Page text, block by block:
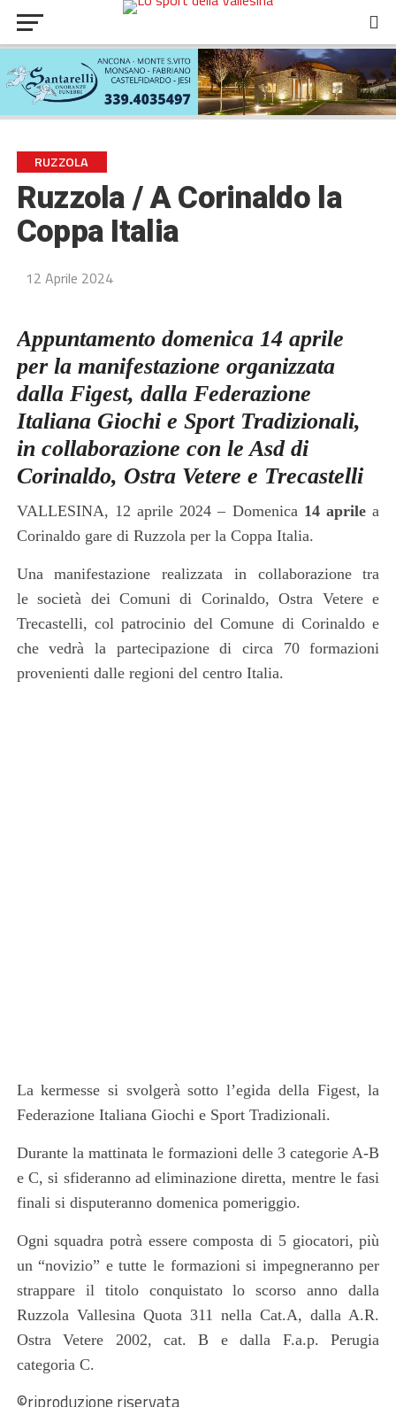
RUZZOLA
Ruzzola / A Corinaldo la
Coppa Italia
12 Aprile 2024
Appuntamento domenica 14 aprile
per la manifestazione organizzata
dalla Figest, dallaFederazione
Italiana Giochi e Sport Tradizionali,
in collaborazione con le Asd di
Corinaldo, Ostra Vetere e Trecastelli
VALLESINA, 12 aprile 2024 – Domenica 14 aprile a
Corinaldo gare di Ruzzola per la Coppa Italia.
Una manifestazione realizzata in collaborazione tra
le società dei Comuni di Corinaldo, Ostra Vetere e
Trecastelli, col patrocinio del Comune di Corinaldo e
che vedrà la partecipazione di circa 70 formazioni
provenienti dalle regioni del centro Italia.
La kermesse si svolgerà sotto l’egida della Figest, la
Federazione Italiana Giochi e Sport Tradizionali.
Durante la mattinata le formazioni delle 3 categorie A-B
e C, si sfideranno ad eliminazione diretta, mentre le fasi
finali si disputeranno domenica pomeriggio.
Ogni squadra potrà essere composta di 5 giocatori, più
un “novizio” e tutte le formazioni si impegneranno per
strappare il titolo conquistato lo scorso anno dalla
Ruzzola Vallesina Quota 311 nella Cat.A, dalla A.R.
Ostra Vetere 2002, cat. B e dalla F.a.p. Perugia
categoria C.
©riproduzione riservata